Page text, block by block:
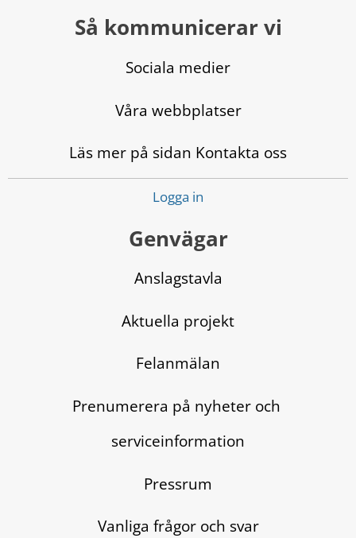
Så kommunicerar vi
Sociala medier
Våra webbplatser
Läs mer på sidan Kontakta oss
Logga in
Genvägar
Anslagstavla
Aktuella projekt
Felanmälan
Prenumerera på nyheter och
serviceinformation
Pressrum
Vanliga frågor och svar